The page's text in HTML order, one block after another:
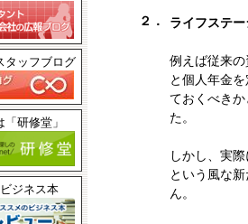
タッフブログ
研修堂」
ジネス本
２． ライフステー
例えば従来
と個人年金
ておくべき
た。
しかし、実
という風な
ん。